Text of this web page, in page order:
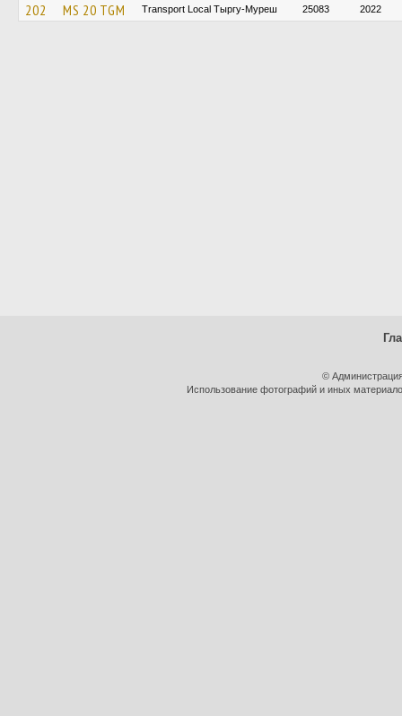
202 MS 20 TGM Transport Local Тыргу-Муреш 25083 2022
©
Использование фотографий и иных